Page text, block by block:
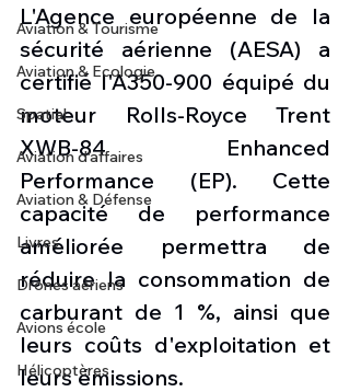
Aviation & Tourisme
Aviation & Ecologie
Spatial
Aviation d'affaires
Aviation & Défense
Livres
Drones aériens
Avions école
Hélicoptères
L'Agence européenne de la
sécurité aérienne (AESA) a
certifié l'A350-900 équipé du
moteur Rolls-Royce Trent
XWB-84 Enhanced
Performance (EP). Cette
capacité de performance
améliorée permettra de
réduire la consommation de
carburant de 1 %, ainsi que
leurs coûts d'exploitation et
leurs émissions.